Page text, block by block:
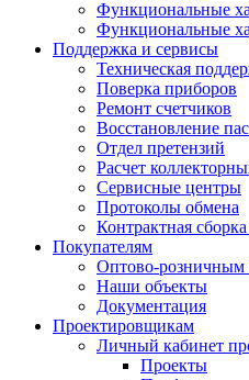
Функциональные
Функциональные
Поддержка и сервисы
Техническая
Поверка приборов
Ремонт счетчиков
Восстановление
Отдел претензий
Расчет
Сервисные центры
Протоколы обмена
Контрактная
Покупателям
Оптово-розничным
Наши объекты
Документация
Проектировщикам
Личный кабинет
Проекты